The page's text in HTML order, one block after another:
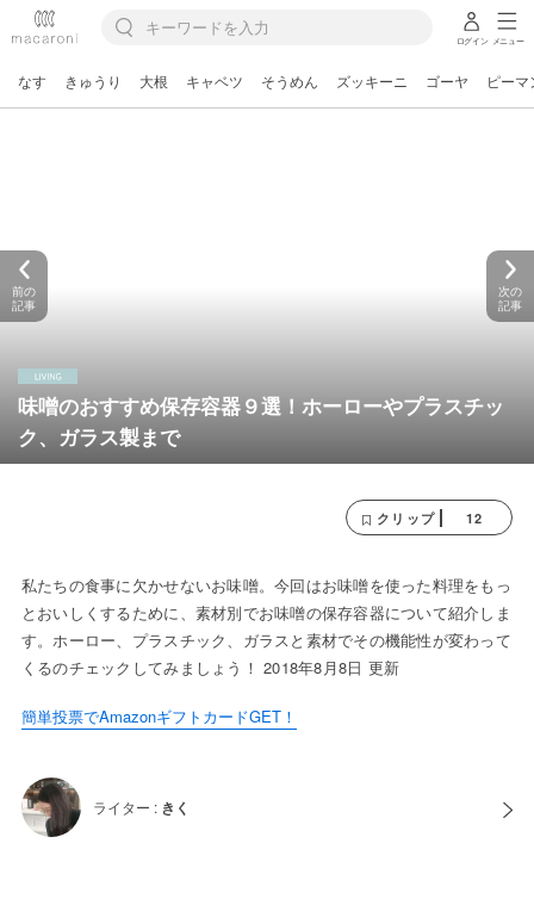
ログイン メニュー
なす きゅうり 大根 キャベツ そうめん ズッキーニ ゴーヤ ピーマ
味噌のおすすめ保存容器９選！ホーローやプラスチッ
ク、ガラス製まで
前の
記事
次の
記事
クリップ 12
私たちの食事に欠かせないお味噌。今回はお味噌を使った料理をもっ
とおいしくするために、素材別でお味噌の保存容器について紹介しま
す。ホーロー、プラスチック、ガラスと素材でその機能性が変わって
くるのチェックしてみましょう！ 2018年8月8日 更新
簡単投票でAmazonギフトカードGET！
ライター : きく